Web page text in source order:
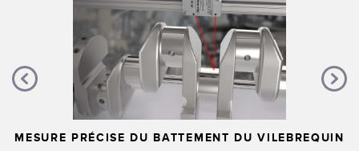
MESURE PRÉCISE DU BATTEMENT DU VILEBREQUIN